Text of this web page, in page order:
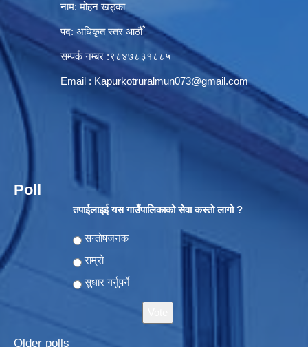
नाम: मोहन खड्का
पद: अधिकृत स्तर आठौँ
सम्पर्क नम्बर :९८४७८३१८८५
Email : Kapurkotruralmun073@gmail.com
Poll
तपाईलाइई यस गाउँपालिकाको सेवा कस्ताे लागो ?
Choices
सन्ताेषजनक
राम्रो
सुधार गर्नुपर्ने
Older polls